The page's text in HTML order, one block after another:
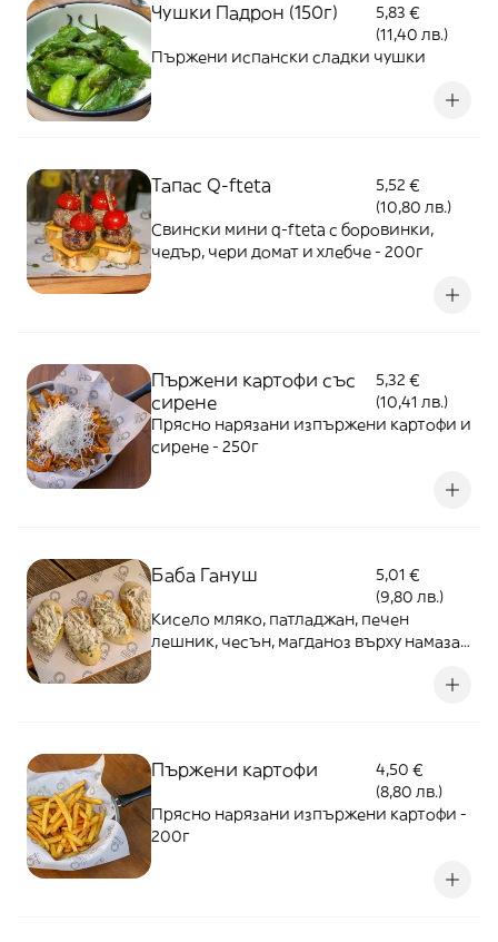
Чушки Падрон (150г)
5,83 €
(11,40 лв.)
Пържени испански сладки чушки
Тапас Q-fteta
5,52 €
(10,80 лв.)
Свински мини q-fteta с боровинки,
чедър, чери домат и хлебче - 200г
Пържени картофи със
сирене
5,32 €
(10,41 лв.)
Прясно нарязани изпържени картофи и
сирене - 250г
Баба Гануш
5,01 €
(9,80 лв.)
Kисело мляко, патладжан, печен
лешник, чесън, магданоз върху намазан
Пържени картофи
4,50 €
(8,80 лв.)
Прясно нарязани изпържени картофи -
200г